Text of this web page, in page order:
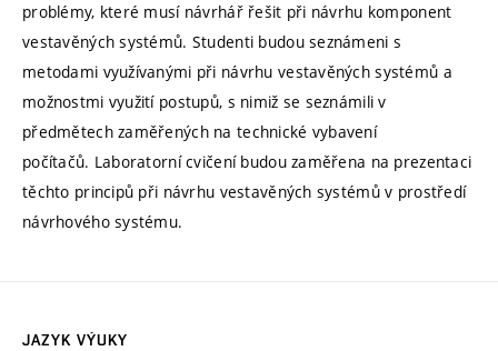
problémy, které musí návrhář řešit při návrhu komponent
vestavěných systémů. Studenti budou seznámeni s
metodami využívanými při návrhu vestavěných systémů a
možnostmi využití postupů, s nimiž se seznámili v
předmětech zaměřených na technické vybavení
počítačů. Laboratorní cvičení budou zaměřena na prezentaci
těchto principů při návrhu vestavěných systémů v prostředí
návrhového systému.
JAZYK VÝUKY